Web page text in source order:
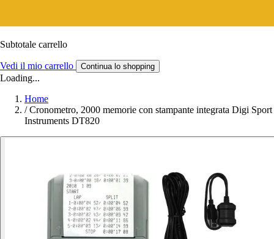
Subtotale carrello
Vedi il mio carrello Continua lo shopping
Loading...
Home
/ Cronometro, 2000 memorie con stampante integrata Digi Sport
Instruments DT820